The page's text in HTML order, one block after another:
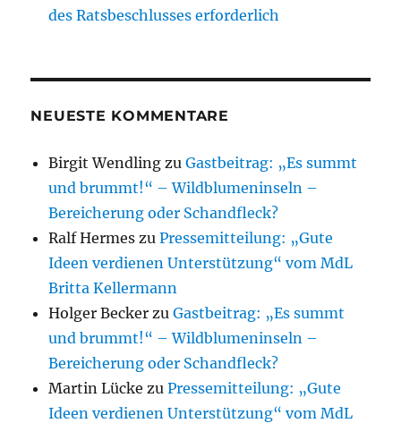
des Ratsbeschlusses erforderlich
NEUESTE KOMMENTARE
Birgit Wendling zuGastbeitrag: „Es summt
und brummt!“ – Wildblumeninseln –
Bereicherung oder Schandfleck?
Ralf Hermes zuPressemitteilung: „Gute
Ideen verdienen Unterstützung“ vom MdL
Britta Kellermann
Holger Becker zuGastbeitrag: „Es summt
und brummt!“ – Wildblumeninseln –
Bereicherung oder Schandfleck?
Martin Lücke zuPressemitteilung: „Gute
Ideen verdienen Unterstützung“ vom MdL